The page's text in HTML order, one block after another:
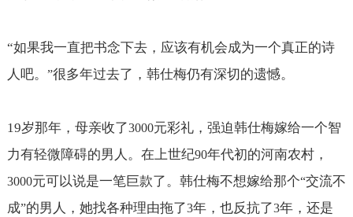
“如果我一直把书念下去，应该有机会成为一个真正的诗
人吧。 ”很多年过去了，韩仕梅仍有深切的遗憾。
19岁那年，母亲收了3000元彩礼，强迫韩仕梅嫁给一个智
力有轻微障碍的男人。在上世纪90年代初的河南农村，
3000元可以说是一笔巨款了。韩仕梅不想嫁给那个“交流不
成”的男人，她找各种理由拖了3年，也反抗了3年，还是